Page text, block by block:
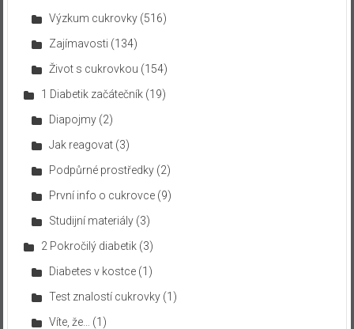
Výzkum cukrovky(516)
Zajímavosti (134)
Život s cukrovkou (154)
1 Diabetik začátečník(19)
Diapojmy(2)
Jak reagovat(3)
Podpůrné prostředky(2)
První info o cukrovce(9)
Studijní materiály(3)
2 Pokročilý diabetik(3)
Diabetes v kostce(1)
Test znalostí cukrovky(1)
Víte, že…
(1)